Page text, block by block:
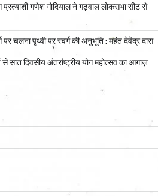
प्रत्याशी गणेश गोदियाल ने गढ़वाल लोकसभा सीट से
पर चलना पृथ्वी पर स्वर्ग की अनुभूति : महंत देवेंद्र दास
से सात दिवसीय अंतर्राष्ट्रीय योग महोत्सव का आगाज़